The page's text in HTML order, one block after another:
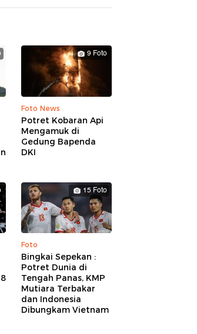
9 Foto
Foto News
Potret Kobaran Api
Mengamuk di
Gedung Bapenda
DKI
15 Foto
Foto
Bingkai Sepekan :
Potret Dunia di
Tengah Panas, KMP
Mutiara Terbakar
dan Indonesia
Dibungkam Vietnam